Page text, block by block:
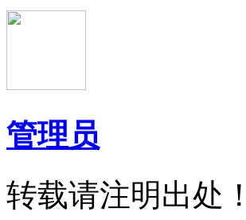
管理员
转载请注明出处